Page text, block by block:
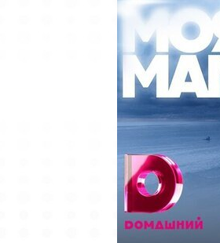
62 серия
66 серия
70 серия
74 серия
78 серия
82 серия